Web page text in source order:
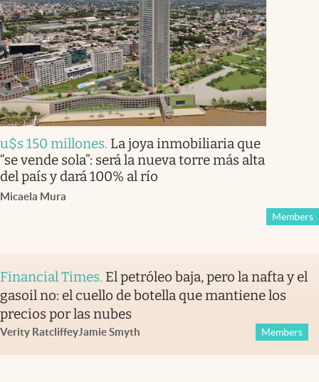
u$s 150 millones. La joya inmobiliaria que
“se vende sola”: será la nueva torre más alta
del país y dará 100% al río
Micaela Mura
Members
Financial Times. El petróleo baja, pero la nafta y el
gasoil no: el cuello de botella que mantiene los
precios por las nubes
Verity RatcliffeyJamie Smyth Members